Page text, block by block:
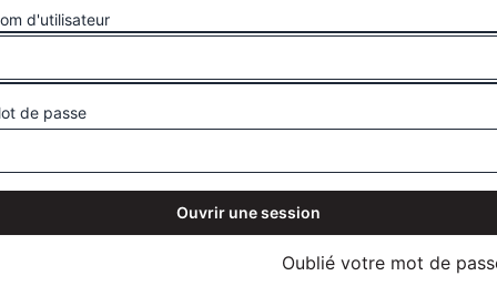
d'utilisateur
de passe
Ouvrir une session
Oublié votre mot de